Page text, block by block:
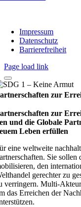
Impressum
Datenschutz
Barrierefreiheit
Page load link
zur
zur
und die Glo­bale
Leben erfül­len
eine weltweite
Sie
den
gerechter zu
verringern. Multi-
das Erreichen der